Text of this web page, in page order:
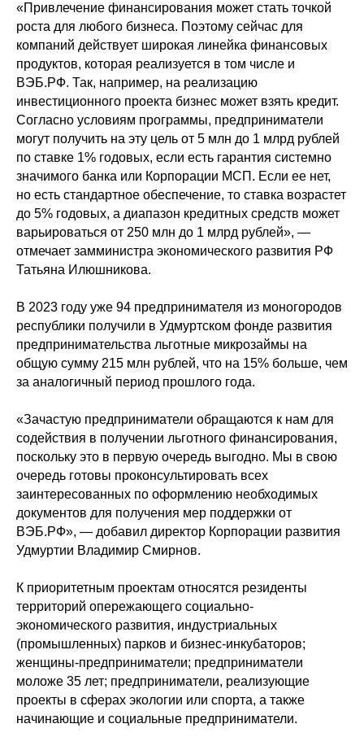
«Привлечение финансирования может стать точкой
роста для любого бизнеса. Поэтому сейчас для
компаний действует широкая линейка финансовых
продуктов, которая реализуется в том числе и
ВЭБ.РФ. Так, например, на реализацию
инвестиционного проекта бизнес может взять кредит.
Согласно условиям программы, предприниматели
могут получить на эту цель от 5 млн до 1 млрд рублей
по ставке 1% годовых, если есть гарантия системно
значимого банка или Корпорации МСП. Если ее нет,
но есть стандартное обеспечение, то ставка возрастет
до 5% годовых, а диапазон кредитных средств может
варьироваться от 250 млн до 1 млрд рублей», —
отмечает замминистра экономического развития РФ
Татьяна Илюшникова.
В 2023 году уже 94 предпринимателя из моногородов
республики получили в Удмуртском фонде развития
предпринимательства льготные микрозаймы на
общую сумму 215 млн рублей, что на 15% больше, чем
за аналогичный период прошлого года.
«Зачастую предприниматели обращаются к нам для
содействия в получении льготного финансирования,
поскольку это в первую очередь выгодно. Мы в свою
очередь готовы проконсультировать всех
заинтересованных по оформлению необходимых
документов для получения мер поддержки от
ВЭБ.РФ», — добавил директор Корпорации развития
Удмуртии Владимир Смирнов.
К приоритетным проектам относятся резиденты
территорий опережающего социально-
экономического развития, индустриальных
(промышленных) парков и бизнес-инкубаторов;
женщины-предприниматели; предприниматели
моложе 35 лет; предприниматели, реализующие
проекты в сферах экологии или спорта, а также
начинающие и социальные предприниматели.